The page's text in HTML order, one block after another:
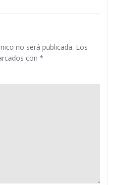
no será publicada. Los
con *